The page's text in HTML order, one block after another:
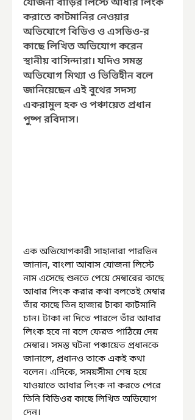
যোজনা বাড়ির লিস্টে আধার লিংক
করাতে কাটমানির নেওয়ার
অভিযোগে বিডিও ও এসডিও-র
কাছে লিখিত অভিযোগ করেন
স্থানীয় বাসিন্দারা। যদিও সমস্ত
অভিযোগ মিথ্যা ও ভিত্তিহীন বলে
জানিয়েছেন এই বুথের সদস্য
একরামুল হক ও পঞ্চায়েত প্রধান
পুষ্প রবিদাস।
এক অভিযোগকারী সাহানারা পারভিন
জানান, বাংলা আবাস যোজনা লিস্টে
নাম এসেছে শুনতে পেয়ে মেম্বারের কাছে
আধার লিংক করার কথা বলতেই মেম্বার
তাঁর কাছে তিন হাজার টাকা কাটমানি
চান। টাকা না দিতে পারলে তাঁর আধার
লিংক হবে না বলে ফেরত পাঠিয়ে দেয়
মেম্বার। সমস্ত ঘটনা পঞ্চায়েত প্রধানকে
জানালে, প্রধানও তাকে একই কথা
বলেন। এদিকে, সময়সীমা শেষ হয়ে
যাওয়াতে আধার লিংক না করতে পেরে
তিনি বিডিওর কাছে লিখিত অভিযোগ
দেন।